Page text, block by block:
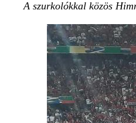
A szurkolókkal közös